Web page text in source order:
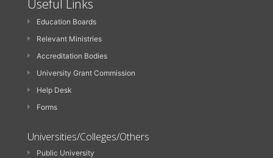
Useful Links
Education Boards
Relevant Ministries
Accreditation Bodies
University Grant Commission
Help Desk
Forms
Universities/Colleges/Others
Public University